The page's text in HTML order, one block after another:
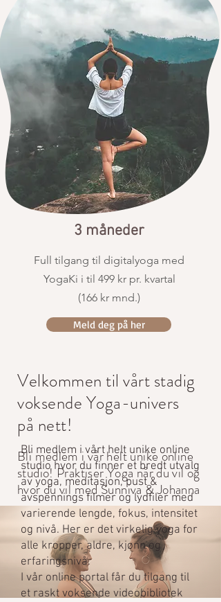
3 måneder
Full tilgang til digitalyoga med
YogaKi i til 499 kr pr. kvartal
(166 kr mnd.)
Meld deg på her
Bli medlem i vår helt unike online
studio! Praktiser Yoga når du vil og
hvor du vil med Sunniva & Johanna
Velkommen til vårt stadig
voksende Yoga-univers
på nett!
Bli medlem i vårt helt unike online
studio hvor du finner et bredt utvalg
av yoga, meditasjon, pust &
avspennings filmer og lydfiler med
varierende lengde, fokus, intensitet
og nivå. Her er det virkelig yoga for
alle kropper, aldre, kjønn og
erfaringsnivå.
I vår online portal får du tilgang til
et raskt voksende videobibliotek